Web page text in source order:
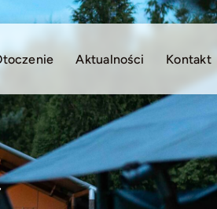
Aktualności Kontakt